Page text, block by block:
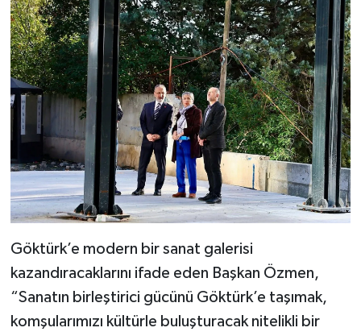
Göktürk’e modern bir sanat galerisi
kazandıracaklarını ifade eden Başkan Özmen,
“Sanatın birleştirici gücünü Göktürk’e taşımak,
komşularımızı kültürle buluşturacak nitelikli bir